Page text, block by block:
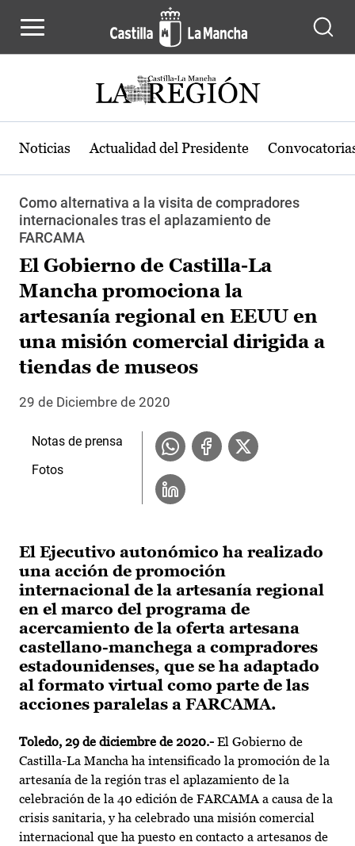
Noticias Actualidad del Presidente
Como alternativa a la visita de compradores
internacionales tras el aplazamiento de
FARCAMA
El Gobierno de Castilla-La
Mancha promociona la
artesanía regional en EEUU en
una misión comercial dirigida a
tiendas de museos
29 de Diciembre de 2020
El Ejecutivo autonómico ha realizado
una acción de promoción
internacional de la artesanía regional
en el marco del programa de
acercamiento de la oferta artesana
castellano-manchega a compradores
estadounidenses, que se ha adaptado
al formato virtual como parte de las
acciones paralelas a FARCAMA.
Toledo, 29 de diciembre de 2020.- El Gobierno de
Castilla-La Mancha ha intensificado la promoción de la
artesanía de la región tras el aplazamiento de la
celebración de la 40 edición de FARCAMA a causa de la
crisis sanitaria, y ha celebrado una misión comercial
internacional que ha puesto en contacto a artesanos de
Notas de prensa
Fotos